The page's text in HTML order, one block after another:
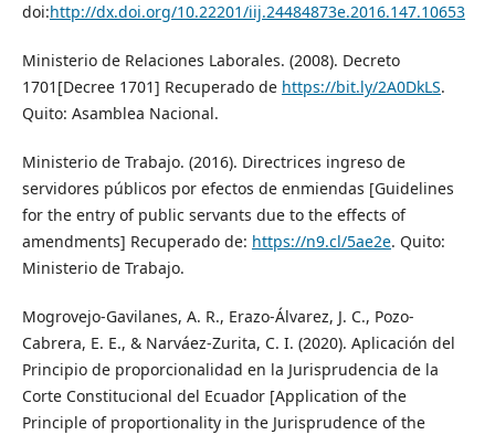
doi:http://dx.doi.org/10.22201/iij.24484873e.2016.147.10653
Ministerio de Relaciones Laborales. (2008). Decreto
1701[Decree 1701] Recuperado de https://bit.ly/2A0DkLS.
Quito: Asamblea Nacional.
Ministerio de Trabajo. (2016). Directrices ingreso de
servidores públicos por efectos de enmiendas [Guidelines
for the entry of public servants due to the effects of
amendments] Recuperado de: https://n9.cl/5ae2e. Quito:
Ministerio de Trabajo.
Mogrovejo-Gavilanes, A. R., Erazo-Álvarez, J. C., Pozo-
Cabrera, E. E., & Narváez-Zurita, C. I. (2020). Aplicación del
Principio de proporcionalidad en la Jurisprudencia de la
Corte Constitucional del Ecuador [Application of the
Principle of proportionality in the Jurisprudence of the